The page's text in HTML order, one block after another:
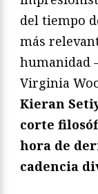
del tiempo
más
humanidad
Virginia
Kieran
corte
hora de
cadencia